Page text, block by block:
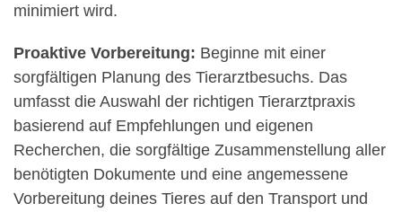
minimiert wird.
Proaktive Vorbereitung: Beginne mit einer
sorgfältigen Planung des Tierarztbesuchs. Das
umfasst die Auswahl der richtigen Tierarztpraxis
basierend auf Empfehlungen und eigenen
Recherchen, die sorgfältige Zusammenstellung aller
benötigten Dokumente und eine angemessene
Vorbereitung deines Tieres auf den Transport und